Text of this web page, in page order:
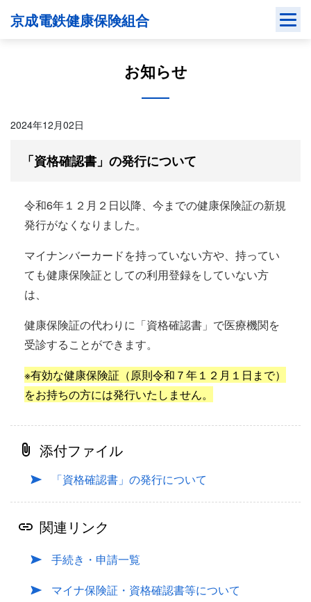
京成電鉄健康保険組合
お知らせ
2024年12月02日
「資格確認書」の発行について
令和6年１２月２日以降、今までの健康保険証の新規
発行がなくなりました。
マイナンバーカードを持っていない方や、持ってい
ても健康保険証としての利用登録をしていない方
は、
健康保険証の代わりに「資格確認書」で医療機関を
受診することができます。
※有効な健康保険証（原則令和７年１２月１日まで）
をお持ちの方には発行いたしません。
添付ファイル
「資格確認書」の発行について
関連リンク
手続き・申請一覧
マイナ保険証・資格確認書等について